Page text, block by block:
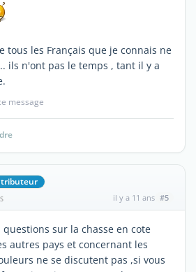
tous les Français que je connais ne
ils n'ont pas le temps , tant il y a
message
il y a 11 ans #5
questions sur la chasse en cote
autres pays et concernant les
ne se discutent pas ,si vous